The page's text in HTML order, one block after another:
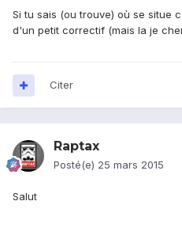
Si tu sais (ou trouve) où se situe
d'un petit correctif (mais la je
Citer
Raptax
Posté(e) 25 mars 2015
Salut